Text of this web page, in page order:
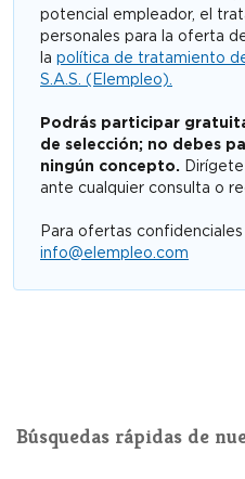
potencial empleador, el
personales para la oferta
la política de tratamiento
S.A.S. (Elempleo).
Podrás participar
de selección; no debes
ningún concepto.
ante cualquier consulta o
Para ofertas
info@elempleo.com
Búsquedas rápidas de